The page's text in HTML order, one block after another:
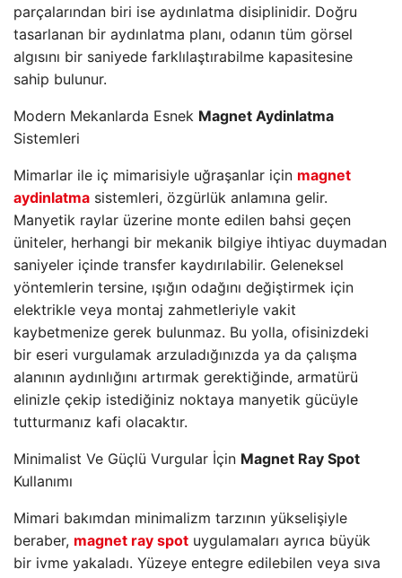
parçalarından biri ise aydınlatma disiplinidir. Doğru
tasarlanan bir aydınlatma planı, odanın tüm görsel
algısını bir saniyede farklılaştırabilme kapasitesine
sahip bulunur.
Modern Mekanlarda Esnek Magnet Aydinlatma
Sistemleri
Mimarlar ile iç mimarisiyle uğraşanlar için magnet
aydinlatma sistemleri, özgürlük anlamına gelir.
Manyetik raylar üzerine monte edilen bahsi geçen
üniteler, herhangi bir mekanik bilgiye ihtiyac duymadan
saniyeler içinde transfer kaydırılabilir. Geleneksel
yöntemlerin tersine, ışığın odağını değiştirmek için
elektrikle veya montaj zahmetleriyle vakit
kaybetmenize gerek bulunmaz. Bu yolla, ofisinizdeki
bir eseri vurgulamak arzuladığınızda ya da çalışma
alanının aydınlığını artırmak gerektiğinde, armatürü
elinizle çekip istediğiniz noktaya manyetik gücüyle
tutturmanız kafi olacaktır.
Minimalist Ve Güçlü Vurgular İçin Magnet Ray Spot
Kullanımı
Mimari bakımdan minimalizm tarzının yükselişiyle
beraber, magnet ray spot uygulamaları ayrıca büyük
bir ivme yakaladı. Yüzeye entegre edilebilen veya sıva